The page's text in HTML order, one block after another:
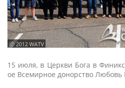
ⓒ 2012 WATV
15 июля, в Церкви Бога в
ое Всемирное донорство